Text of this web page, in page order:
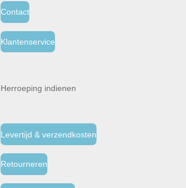
Contact
Klantenservice
Herroeping indienen
Levertijd & verzendkosten
Retourneren